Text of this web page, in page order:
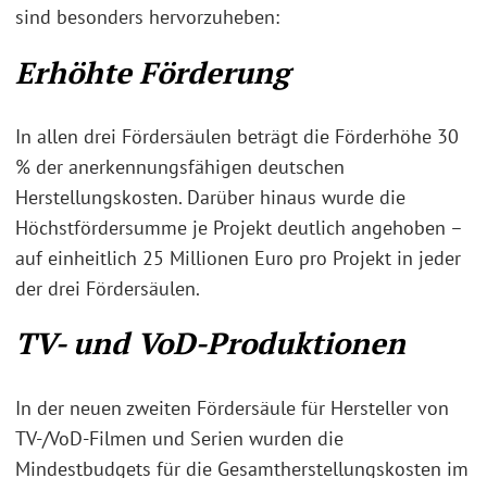
sind besonders hervorzuheben:
Erhöhte Förderung
In allen drei Fördersäulen beträgt die Förderhöhe 30
% der anerkennungsfähigen deutschen
Herstellungskosten. Darüber hinaus wurde die
Höchstfördersumme je Projekt deutlich angehoben –
auf einheitlich 25 Millionen Euro pro Projekt in jeder
der drei Fördersäulen.
TV- und VoD-Produktionen
In der neuen zweiten Fördersäule für Hersteller von
TV-/VoD-Filmen und Serien wurden die
Mindestbudgets für die Gesamtherstellungskosten im